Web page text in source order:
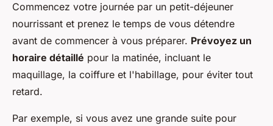
Commencez votre journée par un petit-déjeuner
nourrissant et prenez le temps de vous détendre
avant de commencer à vous préparer. Prévoyez un
horaire détaillé pour la matinée, incluant le
maquillage, la coiffure et l'habillage, pour éviter tout
retard.
Par exemple, si vous avez une grande suite pour